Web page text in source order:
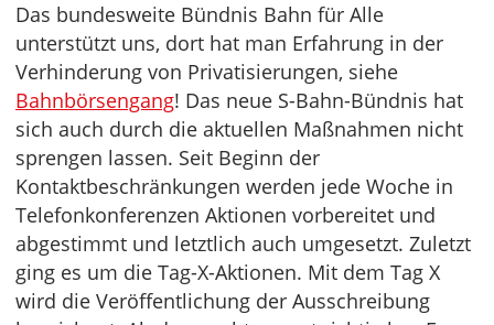
Das bundesweite Bündnis Bahn für Alle
unterstützt uns, dort hat man Erfahrung in der
Verhinderung von Privatisierungen, siehe
Bahnbörsengang! Das neue S-Bahn-Bündnis hat
sich auch durch die aktuellen Maßnahmen nicht
sprengen lassen. Seit Beginn der
Kontaktbeschränkungen werden jede Woche in
Telefonkonferenzen Aktionen vorbereitet und
abgestimmt und letztlich auch umgesetzt. Zuletzt
ging es um die Tag-X-Aktionen. Mit dem Tag X
wird die Veröffentlichung der Ausschreibung